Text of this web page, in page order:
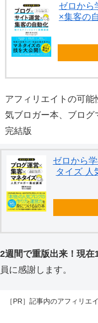
ゼロから
×集客の
アフィリエイトの可能
気ブロガー本、ブロ
完結版
ゼロから
タイズ 人
2週間で重版出来！現在
員に感謝します。
［PR］記事内のアフィリエ